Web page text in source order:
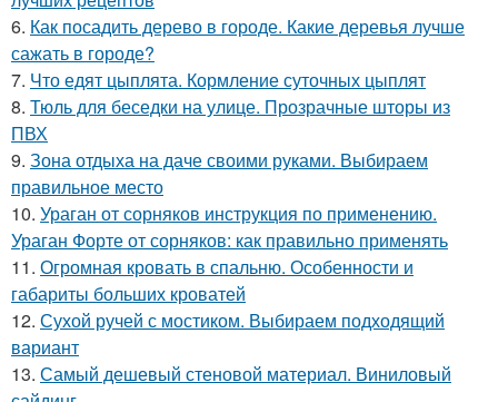
6. Как посадить дерево в городе. Какие деревья лучше
сажать в городе?
7. Что едят цыплята. Кормление суточных цыплят
8. Тюль для беседки на улице. Прозрачные шторы из
ПВХ
9. Зона отдыха на даче своими руками. Выбираем
правильное место
10. Ураган от сорняков инструкция по применению.
Ураган Форте от сорняков: как правильно применять
11. Огромная кровать в спальню. Особенности и
габариты больших кроватей
12. Сухой ручей с мостиком. Выбираем подходящий
вариант
13. Самый дешевый стеновой материал. Виниловый